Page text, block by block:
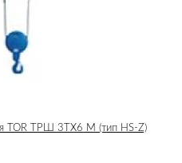
TOR ТРШ 3ТХ6 М (тип HS-Z)